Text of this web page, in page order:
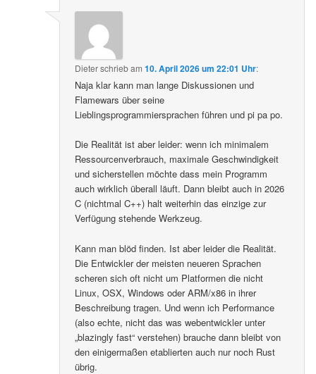
Dieterschriebam10. April 2026 um 22:01 Uhr:
Naja klar kann man lange Diskussionen und
Flamewars über seine
Lieblingsprogrammiersprachen führen und pi pa po.
Die Realität ist aber leider: wenn ich minimalem
Ressourcenverbrauch, maximale Geschwindigkeit
und sicherstellen möchte dass mein Programm
auch wirklich überall läuft. Dann bleibt auch in 2026
C (nichtmal C++) halt weiterhin das einzige zur
Verfügung stehende Werkzeug.
Kann man blöd finden. Ist aber leider die Realität.
Die Entwickler der meisten neueren Sprachen
scheren sich oft nicht um Platformen die nicht
Linux, OSX, Windows oder ARM/x86 in ihrer
Beschreibung tragen. Und wenn ich Performance
(also echte, nicht das was webentwickler unter
„blazingly fast“ verstehen) brauche dann bleibt von
den einigermaßen etablierten auch nur noch Rust
übrig.